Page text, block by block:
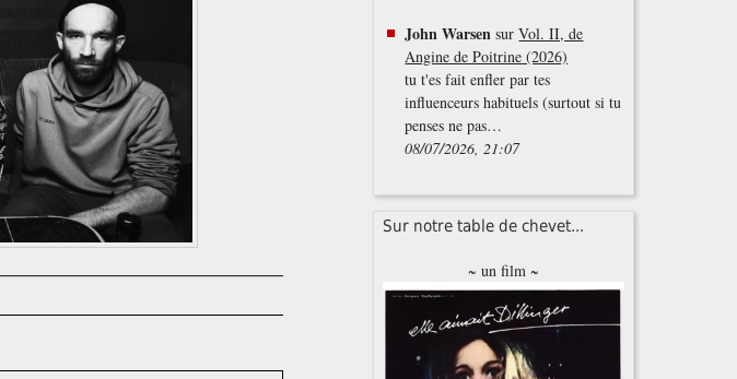
John Warsen surVol. II, de
Angine de Poitrine (2026)
tu t'es fait enfler par tes
influenceurs habituels (surtout si tu
penses ne pas…
08/07/2026, 21:07
Sur notre table de chevet...
~ un film ~